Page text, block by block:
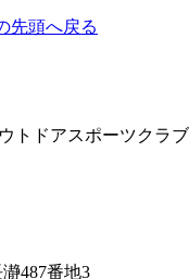
先頭へ戻る
トドアスポーツクラ
瀞487番地3